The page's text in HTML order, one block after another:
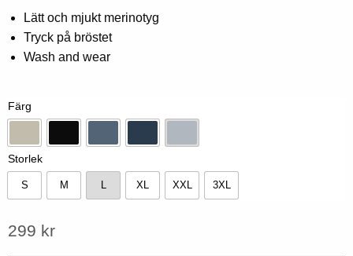
0,00
av
5
baserat
på
Lätt och mjukt merinotyg
Tryck på bröstet
Wash and wear
Färg
Beige Svart Blå Marin Pärlblå
Storlek
S M XL XXL 3XL
299 kr